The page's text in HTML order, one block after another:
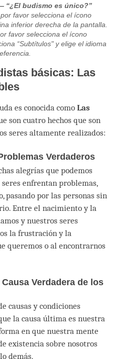
“¿El budismo es único?”
favor selecciona el ícono
inferior derecha de la pantalla.
favor selecciona el ícono
“Subtítulos" y elige el idioma
básicas: Las
es conocida como Las
son cuatro hechos que son
seres altamente realizados:
Verdaderos
alegrías que podemos
enfrentan problemas,
pasando por las personas sin
Entre el nacimiento y la
y nuestros seres
la frustración y la
queremos o al encontrarnos
Verdadera de los
causas y condiciones
la causa última es nuestra
en que nuestra mente
existencia sobre nosotros
demás.